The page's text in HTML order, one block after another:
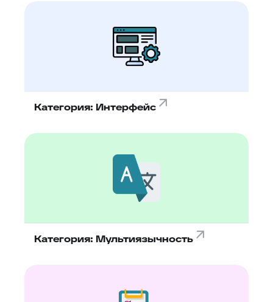
Категория: Интерфейс
Категория: Мультиязычность